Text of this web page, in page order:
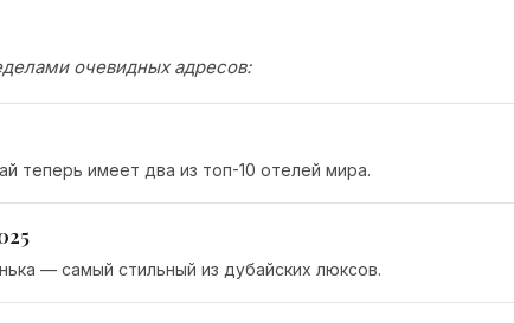
очевидных адресов:
теперь имеет два из топ-10 отелей мира.
— самый стильный из дубайских люксов.